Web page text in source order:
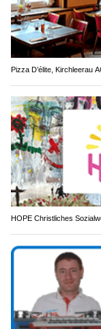
Pizza D’élite, Kirchleerau
HOPE Christliches